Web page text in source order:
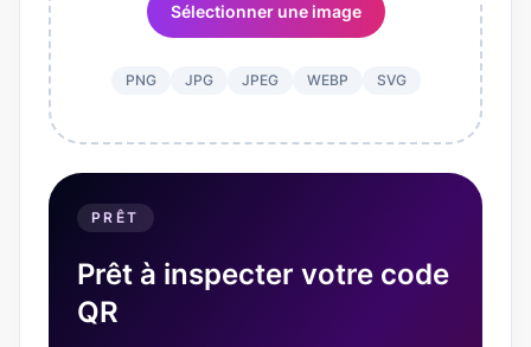
Sélectionner une image
PNG JPG JPEG WEBP SVG
PRÊT
Prêt à inspecter votre code
QR